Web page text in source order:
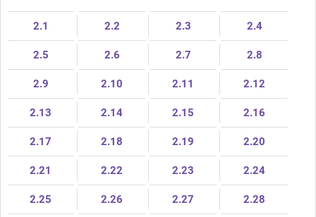
2.1 2.2 2.3 2.4
2.5 2.6 2.7 2.8
2.9 2.10 2.11 2.12
2.13 2.14 2.15 2.16
2.17 2.18 2.19 2.20
2.21 2.22 2.23 2.24
2.25 2.26 2.27 2.28